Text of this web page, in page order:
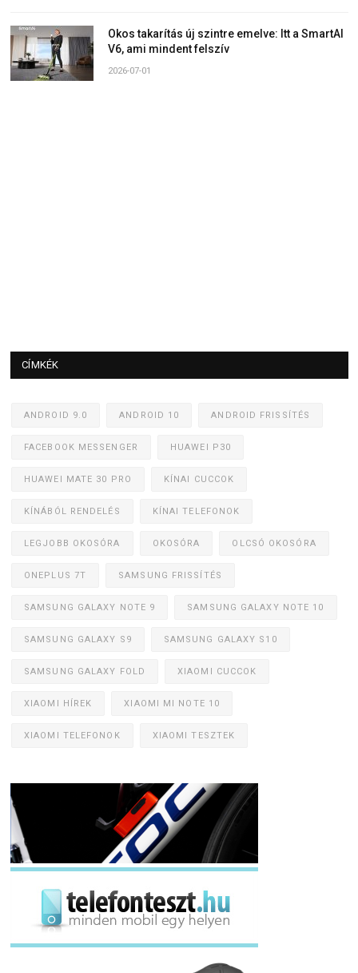
Okos takarítás új szintre emelve: Itt a SmartAI
V6, ami mindent felszív
2026-07-01
CÍMKÉK
ANDROID 9.0 ANDROID 10 ANDROID FRISSÍTÉS
FACEBOOK MESSENGER HUAWEI P30
HUAWEI MATE 30 PRO KÍNAI CUCCOK
KÍNÁBÓL RENDELÉS KÍNAI TELEFONOK
LEGJOBB OKOSÓRA OKOSÓRA OLCSÓ OKOSÓRA
ONEPLUS 7T SAMSUNG FRISSÍTÉS
SAMSUNG GALAXY NOTE 9 SAMSUNG GALAXY NOTE 10
SAMSUNG GALAXY S9 SAMSUNG GALAXY S10
SAMSUNG GALAXY FOLD XIAOMI CUCCOK
XIAOMI HÍREK XIAOMI MI NOTE 10
XIAOMI TELEFONOK XIAOMI TESZTEK